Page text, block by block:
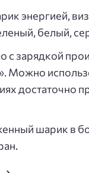
энергией,
белый,
зарядкой
Можно
достаточно
шарик в